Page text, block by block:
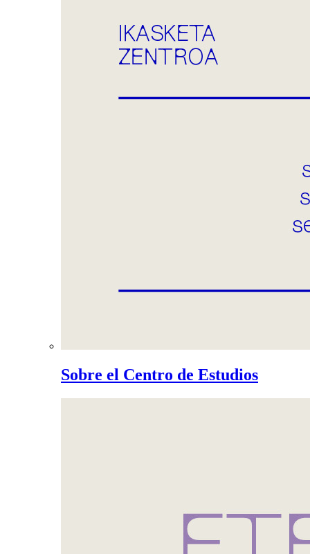
Sobre el Centro de Estudios